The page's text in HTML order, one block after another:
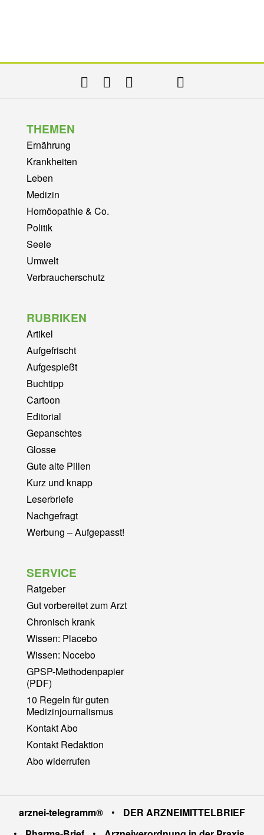
THEMEN
Ernährung
Krankheiten
Leben
Medizin
Homöopathie & Co.
Politik
Seele
Umwelt
Verbraucherschutz
RUBRIKEN
Artikel
Aufgefrischt
Aufgespießt
Buchtipp
Cartoon
Editorial
Gepanschtes
Glosse
Gute alte Pillen
Kurz und knapp
Leserbriefe
Nachgefragt
Werbung – Aufgepasst!
SERVICE
Ratgeber
Gut vorbereitet zum Arzt
Chronisch krank
Wissen: Placebo
Wissen: Nocebo
GPSP-Methodenpapier
(PDF)
10 Regeln für guten
Medizinjournalismus
Kontakt Abo
Kontakt Redaktion
Abo widerrufen
arznei-telegramm® •
DER ARZNEIMITTELBRIEF